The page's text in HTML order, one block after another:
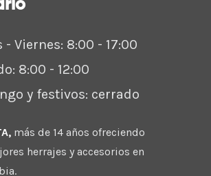
- Viernes: 8:00 - 17:00
8:00 - 12:00
y festivos: cerrado
más de 14 años ofreciendo
herrajes y accesorios en